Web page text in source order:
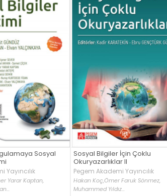
Sosyal
Yayıncılık
Yarar Kaptan,
Sosyal Bilgiler İçin Çoklu
Okuryazarlıklar II
Pegem Akademi Yayıncılık
Hakan Koç,Ömer Faruk Sönmez,
Muhammed Yıldız...